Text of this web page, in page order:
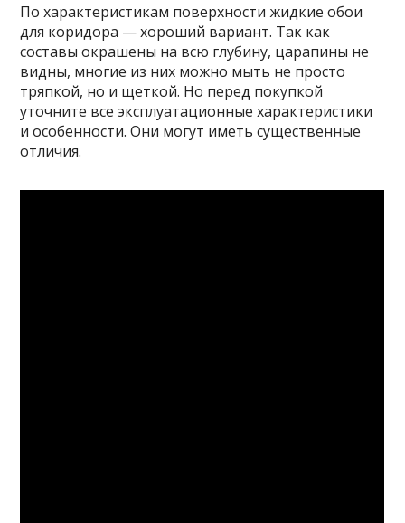
По характеристикам поверхности жидкие обои
для коридора — хороший вариант. Так как
составы окрашены на всю глубину, царапины не
видны, многие из них можно мыть не просто
тряпкой, но и щеткой. Но перед покупкой
уточните все эксплуатационные характеристики
и особенности. Они могут иметь существенные
отличия.